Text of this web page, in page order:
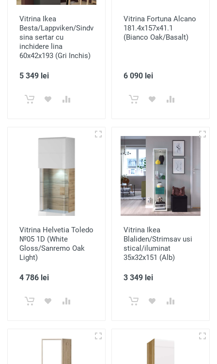
Vitrina Ikea
Besta/Lappviken/Sindvik
sina sertar cu
inchidere lina
60x42x193 (Gri Inchis)
5 349 lei
Vitrina Fortuna Alcano
181.4x157x41.1
(Bianco Oak/Basalt)
6 090 lei
Vitrina Helvetia Toledo
№05 1D (White
Gloss/Sanremo Oak
Light)
4 786 lei
Vitrina Ikea
Blaliden/Strimsav usi
stical/iluminat
35x32x151 (Alb)
3 349 lei